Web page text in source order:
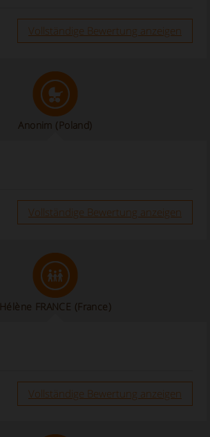
Vollständige Bewertung anzeigen
Anonim (Poland)
Vollständige Bewertung anzeigen
Hélène FRANCE (France)
Vollständige Bewertung anzeigen